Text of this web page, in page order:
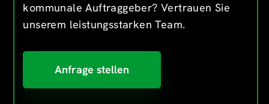
kommunale Auftraggeber? Vertrauen Sie
unserem leistungsstarken Team.
Anfrage stellen